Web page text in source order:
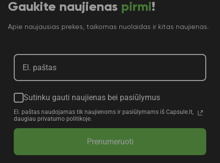
Gaukite naujienas pirmi!
Apie naujausias prekes, taikomas nuolaidas ir kitas naujienas.
Sutinku gauti naujienas bei pasiūlymus
El. paštas naudojamas tik naujienoms ir pasiūlymams iš Capsule.lt,
daugiau privatumo politikoje.
Prenumeruoti